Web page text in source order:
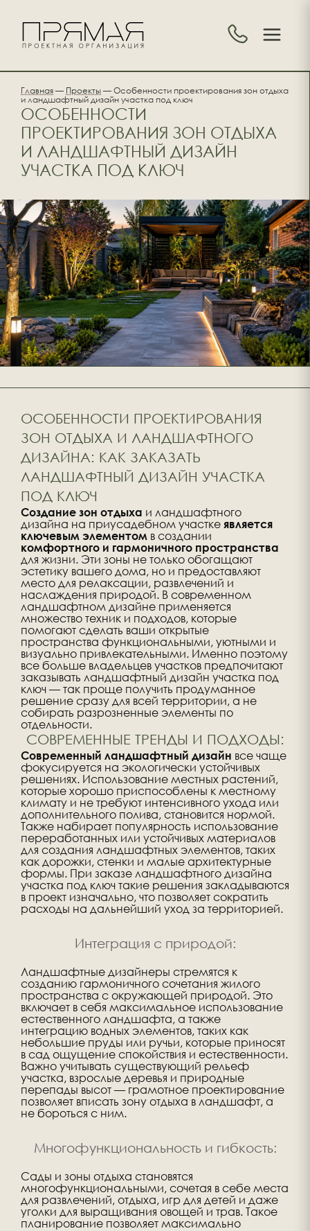
Главная— Проекты—Особенности проектирования зон отдыха
и ландшафтный дизайн участка под ключ
ОСОБЕННОСТИ
ПРОЕКТИРОВАНИЯ ЗОН ОТДЫХА
И ЛАНДШАФТНЫЙ ДИЗАЙН
УЧАСТКА ПОД КЛЮЧ
ОСОБЕННОСТИ ПРОЕКТИРОВАНИЯ
ЗОН ОТДЫХА И ЛАНДШАФТНОГО
ДИЗАЙНА: КАК ЗАКАЗАТЬ
ЛАНДШАФТНЫЙ ДИЗАЙН УЧАСТКА
ПОД КЛЮЧ
Создание зон отдыха и ландшафтного
дизайна на приусадебном участке является
ключевым элементом в создании
комфортного и гармоничного пространства
для жизни. Эти зоны не только обогащают
эстетику вашего дома, но и предоставляют
место для релаксации, развлечений и
наслаждения природой. В современном
ландшафтном дизайне применяется
множество техник и подходов, которые
помогают сделать ваши открытые
пространства функциональными, уютными и
визуально привлекательными. Именно поэтому
все больше владельцев участков предпочитают
заказывать ландшафтный дизайн участка под
ключ — так проще получить продуманное
решение сразу для всей территории, а не
собирать разрозненные элементы по
отдельности.
СОВРЕМЕННЫЕ ТРЕНДЫ И ПОДХОДЫ:
Современный ландшафтный дизайн все чаще
фокусируется на экологически устойчивых
решениях. Использование местных растений,
которые хорошо приспособлены к местному
климату и не требуют интенсивного ухода или
дополнительного полива, становится нормой.
Также набирает популярность использование
переработанных или устойчивых материалов
для создания ландшафтных элементов, таких
как дорожки, стенки и малые архитектурные
формы. При заказе ландшафтного дизайна
участка под ключ такие решения закладываются
в проект изначально, что позволяет сократить
расходы на дальнейший уход за территорией.
Интеграция с природой:
Ландшафтные дизайнеры стремятся к
созданию гармоничного сочетания жилого
пространства с окружающей природой. Это
включает в себя максимальное использование
естественного ландшафта, а также
интеграцию водных элементов, таких как
небольшие пруды или ручьи, которые приносят
в сад ощущение спокойствия и естественности.
Важно учитывать существующий рельеф
участка, взрослые деревья и природные
перепады высот — грамотное проектирование
позволяет вписать зону отдыха в ландшафт, а
не бороться с ним.
Многофункциональность и гибкость:
Сады и зоны отдыха становятся
многофункциональными, сочетая в себе места
для развлечений, отдыха, игр для детей и даже
уголки для выращивания овощей и трав. Такое
планирование позволяет максимально